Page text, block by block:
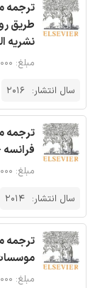
طریق
نشریه
مبلغ: ۱۴۰,۰۰۰ تومان
سال انتشار: 2016
ترجمه
فرانسه
مبلغ: ۱۶۴,۰۰۰ تومان
سال انتشار: 2014
ترجمه
مبلغ: ۱۱۶,۰۰۰ تومان